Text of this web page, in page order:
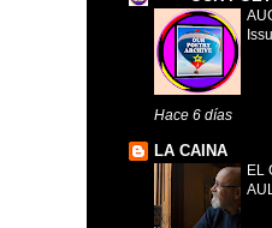
Hace 6 días
LA CAINA
EL